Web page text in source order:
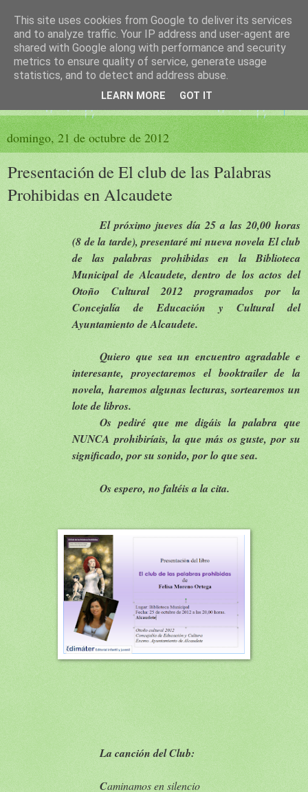
El sueño de las palabras
PÁGINA LITERARIA DE FELISA MORENO
domingo, 21 de octubre de 2012
Presentación de El club de las Palabras
Prohibidas en Alcaudete
El próximo jueves día 25 a las 20,00 horas
(8 de la tarde), presentaré mi nueva novela El club
de las palabras prohibidas en la Biblioteca
Municipal de Alcaudete, dentro de los actos del
Otoño Cultural 2012 programados por la
Concejalía de Educación y Cultural del
Ayuntamiento de Alcaudete.
Quiero que sea un encuentro agradable e
interesante, proyectaremos el booktrailer de la
novela, haremos algunas lecturas, sortearemos un
lote de libros.
Os pediré que me digáis la palabra que
NUNCA prohibiríais, la que más os guste, por su
significado, por su sonido, por lo que sea.
Os espero, no faltéis a la cita.
La canción del Club:
Caminamos en silencio
This site uses cookies from Google to deliver its services
and to analyze traffic. Your IP address and user-agent are
shared with Google along with performance and security
metrics to ensure quality of service, generate usage
statistics, and to detect and address abuse.
LEARN MORE GOT IT